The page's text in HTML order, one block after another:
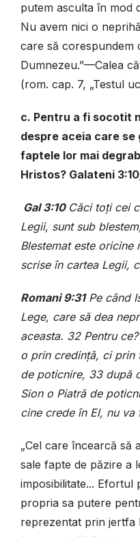
putem asculta în mod
Nu avem nici o
care să corespundem
Dumnezeu.”—Calea
(rom. cap. 7, „Testul
c. Pentru a fi socotit
despre aceia care se
faptele lor mai
Hristos? Galateni
Gal 3:10 Căci toţi cei
Legii, sunt sub
Blestemat este oricine
scrise în cartea Legii,
Romani 9:31Pe când
Lege, care să dea
aceasta. 32 Pentru
o prin credinţă, ci prin
de poticnire, 33 după
Sion o Piatră de
cine crede în El, nu va
„Cel care încearcă să
sale fapte de păzire a
imposibilitate...
propria sa putere
reprezentat prin jertfa